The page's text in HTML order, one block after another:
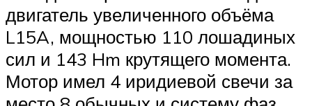
двигатель увеличенного объёма
L15A, мощностью 110 лошадиных
сил и 143 Hm крутящего момента.
Мотор имел 4 иридиевой свечи за